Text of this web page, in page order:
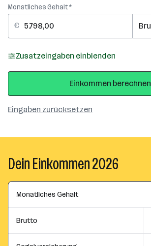
Monatliches Gehalt *
Zusatzeingaben einblenden
Eingaben zurücksetzen
Einkommen berechnen
Dein Einkommen 2026
Monatliches Gehalt
Brutto